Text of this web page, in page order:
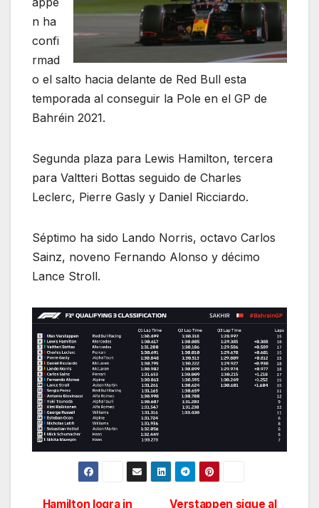
n ha
confi
rmad
o el salto hacia delante de Red Bull esta
temporada al conseguir la Pole en el GP de
Bahréin 2021.
Segunda plaza para Lewis Hamilton, tercera
para Valtteri Bottas seguido de Charles
Leclerc, Pierre Gasly y Daniel Ricciardo.
Séptimo ha sido Lando Norris, octavo Carlos
Sainz, noveno Fernando Alonso y décimo
Lance Stroll.
Verstappen sigue al
Hamilton logra in